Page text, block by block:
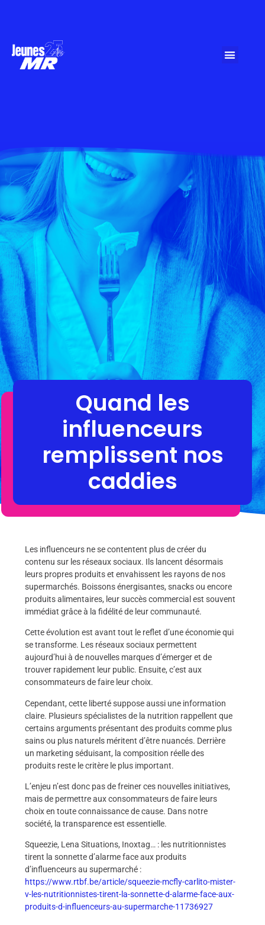
Quand les
influenceurs
remplissent nos
caddies
Les influenceurs ne se contentent plus de créer du
contenu sur les réseaux sociaux. Ils lancent désormais
leurs propres produits et envahissent les rayons de nos
supermarchés. Boissons énergisantes, snacks ou encore
produits alimentaires, leur succès commercial est souvent
immédiat grâce à la fidélité de leur communauté.
Cette évolution est avant tout le reflet d’une économie qui
se transforme. Les réseaux sociaux permettent
aujourd’hui à de nouvelles marques d’émerger et de
trouver rapidement leur public. Ensuite, c’est aux
consommateurs de faire leur choix.
Cependant, cette liberté suppose aussi une information
claire. Plusieurs spécialistes de la nutrition rappellent que
certains arguments présentant des produits comme plus
sains ou plus naturels méritent d’être nuancés. Derrière
un marketing séduisant, la composition réelle des
produits reste le critère le plus important.
L’enjeu n’est donc pas de freiner ces nouvelles initiatives,
mais de permettre aux consommateurs de faire leurs
choix en toute connaissance de cause. Dans notre
société, la transparence est essentielle.
Squeezie, Lena Situations, Inoxtag… : les nutritionnistes
tirent la sonnette d’alarme face aux produits
d’influenceurs au supermarché :
https://www.rtbf.be/article/squeezie-mcfly-carlito-mister-
v-les-nutritionnistes-tirent-la-sonnette-d-alarme-face-aux-
produits-d-influenceurs-au-supermarche-11736927